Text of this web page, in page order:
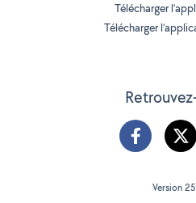
Télécharger
Télécharger
Version